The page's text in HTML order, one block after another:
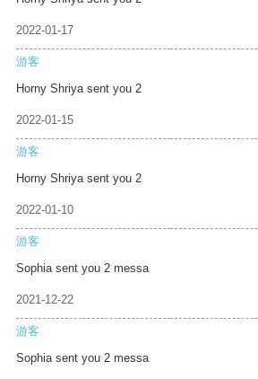
2022-01-17
游客
Horny Shriya sent you 2
2022-01-15
游客
Horny Shriya sent you 2
2022-01-10
游客
Sophia sent you 2 messa
2021-12-22
游客
Sophia sent you 2 messa